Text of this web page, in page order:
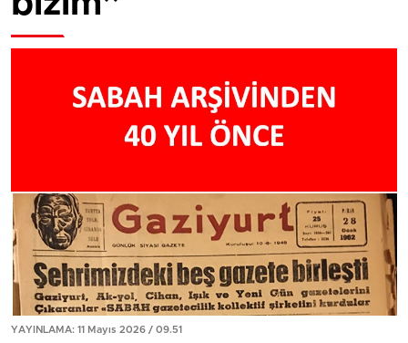
YAYINLAMA: 11 Mayıs 2026 / 09.51